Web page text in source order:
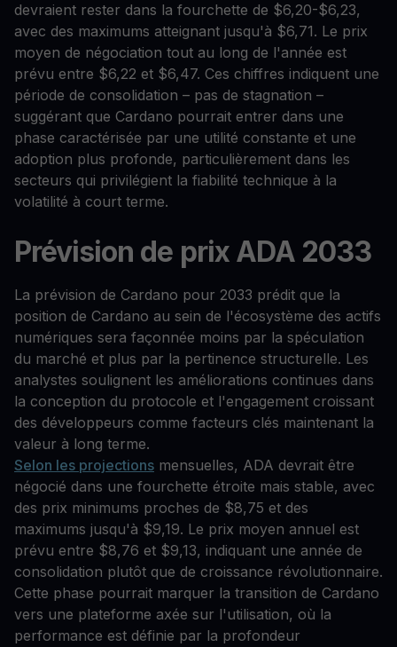
devraient rester dans la fourchette de $6,20-$6,23,
avec des maximums atteignant jusqu'à $6,71. Le prix
moyen de négociation tout au long de l'année est
prévu entre $6,22 et $6,47. Ces chiffres indiquent une
période de consolidation – pas de stagnation –
suggérant que Cardano pourrait entrer dans une
phase caractérisée par une utilité constante et une
adoption plus profonde, particulièrement dans les
secteurs qui privilégient la fiabilité technique à la
volatilité à court terme.
Prévision de prix ADA 2033
La prévision de Cardano pour 2033 prédit que la
position de Cardano au sein de l'écosystème des actifs
numériques sera façonnée moins par la spéculation
du marché et plus par la pertinence structurelle. Les
analystes soulignent les améliorations continues dans
la conception du protocole et l'engagement croissant
des développeurs comme facteurs clés maintenant la
valeur à long terme.
Selon les projections mensuelles, ADA devrait être
négocié dans une fourchette étroite mais stable, avec
des prix minimums proches de $8,75 et des
maximums jusqu'à $9,19. Le prix moyen annuel est
prévu entre $8,76 et $9,13, indiquant une année de
consolidation plutôt que de croissance révolutionnaire.
Cette phase pourrait marquer la transition de Cardano
vers une plateforme axée sur l'utilisation, où la
performance est définie par la profondeur